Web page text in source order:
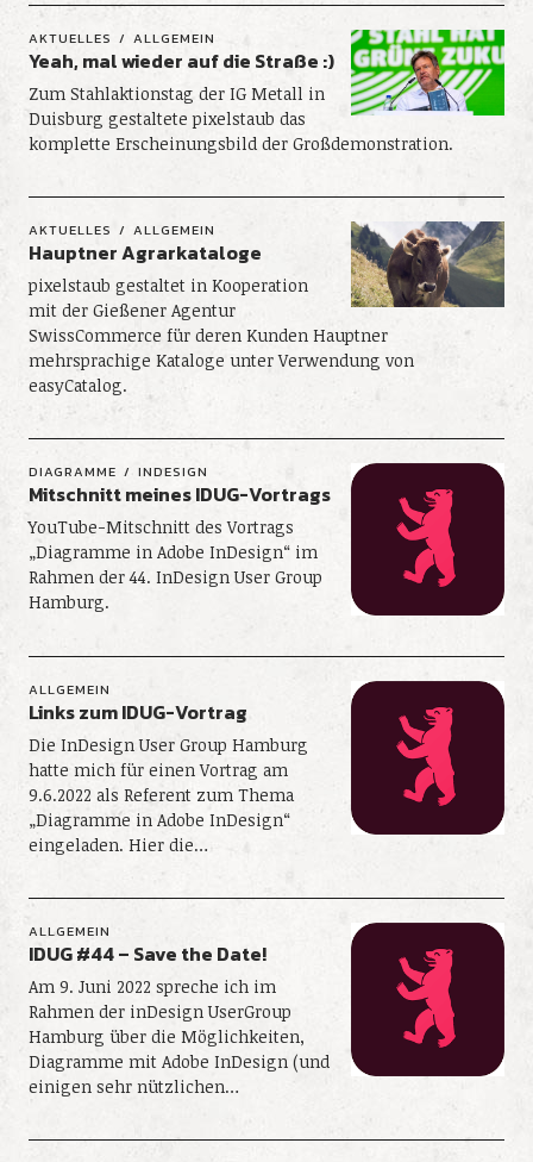
AKTUELLES ALLGEMEIN
Yeah, mal wieder auf die Straße :)
Zum Stahlaktionstag der IG Metall in
Duisburg gestaltete pixelstaub das
komplette Erscheinungsbild der Großdemonstration.
AKTUELLES ALLGEMEIN
Hauptner Agrarkataloge
pixelstaub gestaltet in Kooperation
mit der Gießener Agentur
SwissCommerce für deren Kunden Hauptner
mehrsprachige Kataloge unter Verwendung von
easyCatalog.
DIAGRAMME INDESIGN
Mitschnitt meines IDUG-Vortrags
YouTube-Mitschnitt des Vortrags
„Diagramme in Adobe InDesign“ im
Rahmen der 44. InDesign User Group
Hamburg.
ALLGEMEIN
Links zum IDUG-Vortrag
Die InDesign User Group Hamburg
hatte mich für einen Vortrag am
9.6.2022 als Referent zum Thema
„Diagramme in Adobe InDesign“
eingeladen. Hier die…
ALLGEMEIN
IDUG #44 – Save the Date!
Am 9. Juni 2022 spreche ich im
Rahmen der inDesign UserGroup
Hamburg über die Möglichkeiten,
Diagramme mit Adobe InDesign (und
einigen sehr nützlichen…